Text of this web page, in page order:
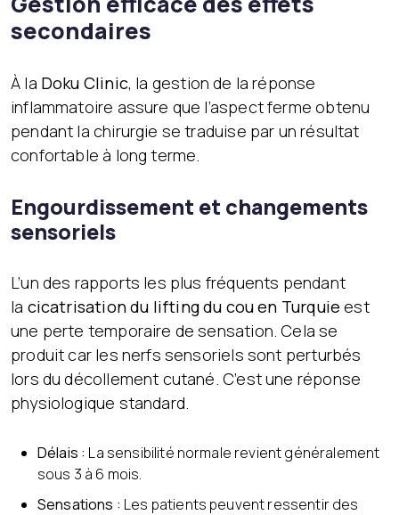
secondaires
À la Doku Clinic, la gestion de la réponse
inflammatoire assure que l’aspect ferme obtenu
pendant la chirurgie se traduise par un résultat
confortable à long terme.
Engourdissement et changements
sensoriels
L’un des rapports les plus fréquents pendant
la cicatrisation du lifting du cou en Turquie est
une perte temporaire de sensation. Cela se
produit car les nerfs sensoriels sont perturbés
lors du décollement cutané. C’est une réponse
physiologique standard.
Délais : La sensibilité normale revient généralement
sous 3 à 6 mois.
Sensations : Les patients peuvent ressentir des